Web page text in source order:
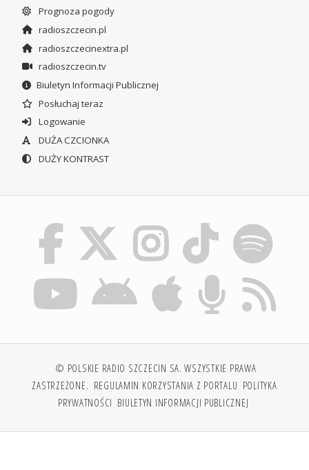
Prognoza pogody
radioszczecin.pl
radioszczecinextra.pl
radioszczecin.tv
Biuletyn Informacji Publicznej
Posłuchaj teraz
Logowanie
DUŻA CZCIONKA
DUŻY KONTRAST
© POLSKIE RADIO SZCZECIN SA. WSZYSTKIE PRAWA
ZASTRZEŻONE. REGULAMIN KORZYSTANIA Z PORTALU POLITYKA
PRYWATNOŚCI BIULETYN INFORMACJI PUBLICZNEJ